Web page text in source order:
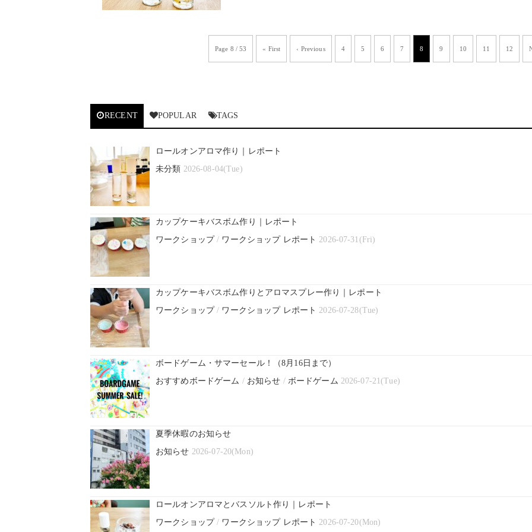
Page 8 / 53 « First ‹ Previous 4 5 6 7 8 9 10 11 12
RECENT POPULAR TAGS
ロールオンアロマ作り｜レポート
未分類 2026-08-04(Tue)
カップケーキバスボム作り｜レポート
ワークショップ/ ワークショップ レポート 2026-07-31(Fri)
カップケーキバスボム作りとアロマスプレー作り｜レポート
ワークショップ/ ワークショップ レポート 2026-07-28(Tue)
ボードゲーム・サマーセール！（8月16日まで）
おすすめボードゲーム / お知らせ / ボードゲーム 2026-07-21(Tue)
夏季休暇のお知らせ
お知らせ 2026-07-20(Mon)
ロールオンアロマとバスソルト作り｜レポート
ワークショップ/ ワークショップ レポート 2026-07-20(Mon)